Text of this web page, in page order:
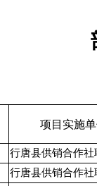
项目实施
行唐县供销合作社
行唐县供销合作社